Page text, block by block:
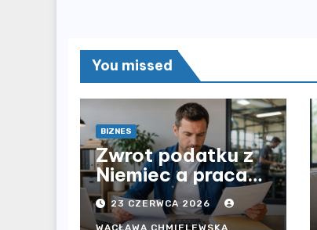
You missed
BIZNES
Zwrot podatku z
Niemiec a praca
przez agencję i
bezpośrednio u
23 CZERWCA 2026
WACŁAWA CHMIELEWSKA